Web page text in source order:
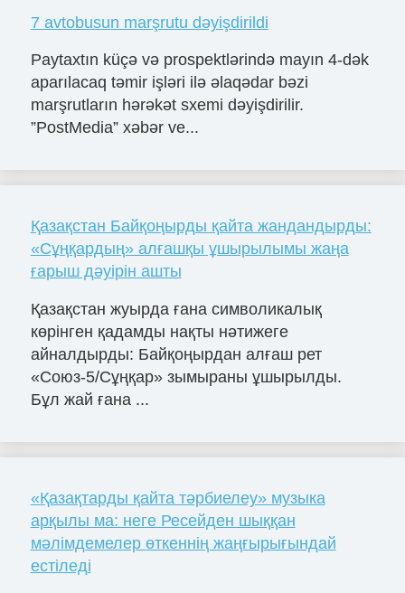
7 avtobusun marşrutu dəyişdirildi
Paytaxtın küçə və prospektlərində mayın 4-dək
aparılacaq təmir işləri ilə əlaqədar bəzi
marşrutların hərəkət sxemi dəyişdirilir.
”PostMedia” xəbər ve...
Қазақстан Байқоңырды қайта жандандырды:
«Сұңқардың» алғашқы ұшырылымы жаңа
ғарыш дәуірін ашты
Қазақстан жуырда ғана символикалық
көрінген қадамды нақты нәтижеге
айналдырды: Байқоңырдан алғаш рет
«Союз-5/Сұңқар» зымыраны ұшырылды.
Бұл жай ғана ...
«Қазақтарды қайта тәрбиелеу» музыка
арқылы ма: неге Ресейден шыққан
мәлімдемелер өткеннің жаңғырығындай
естіледі